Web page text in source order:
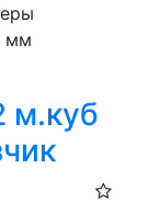
мм
м.куб